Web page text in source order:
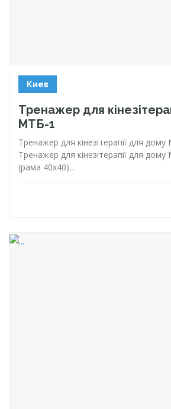
Киев
Тренажер для
МТБ-1
Тренажер для кінезітерапії для дому
Тренажер для кінезітерапії для дому
(рама 40х40)...